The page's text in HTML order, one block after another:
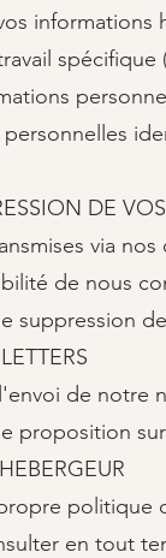
informations
DE
via
de nous
suppression
de notre
proposition
politique
en tout